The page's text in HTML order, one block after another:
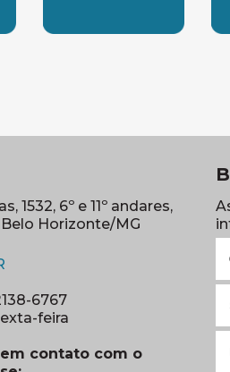
1532, 6º e 11º andares,
Horizonte/MG
(abre em nova janela)
6767
feira
em contato com o